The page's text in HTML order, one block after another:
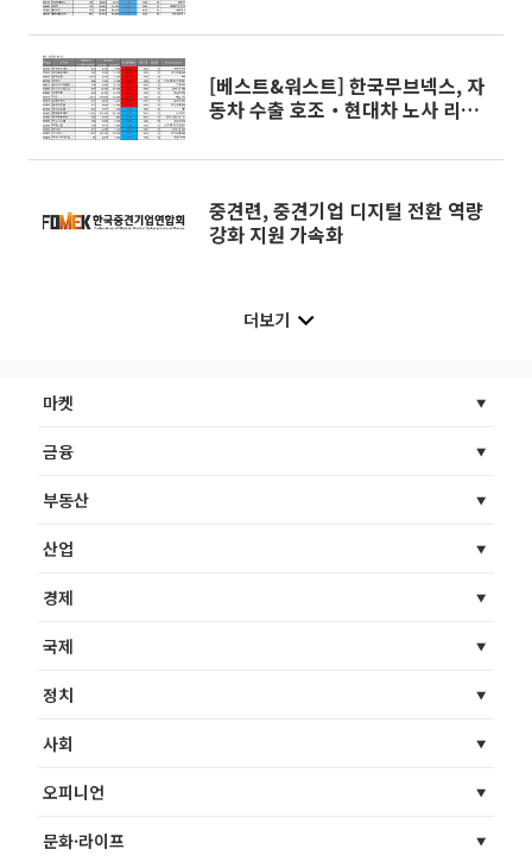
[베스트&워스트] 한국무브넥스, 자
동차 수출 호조‧현대차 노사 리스
중견련, 중견기업 디지털 전환 역량
강화 지원 가속화
더보기
마켓
금융
부동산
산업
경제
국제
정치
사회
오피니언
문화·라이프